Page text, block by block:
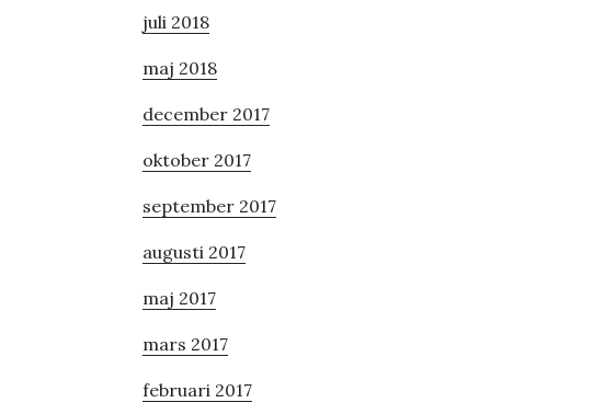
juli 2018
maj 2018
december 2017
oktober 2017
september 2017
augusti 2017
maj 2017
mars 2017
februari 2017